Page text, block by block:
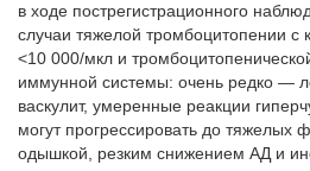
в ходе пострегистрационного
случаи тяжелой тромбоцитопении с
<10 000/мкл и
иммунной системы: очень редко —
васкулит, умеренные реакции
могут прогрессировать до тяжелых
одышкой, резким снижением АД и